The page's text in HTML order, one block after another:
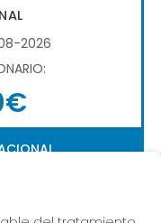
2026